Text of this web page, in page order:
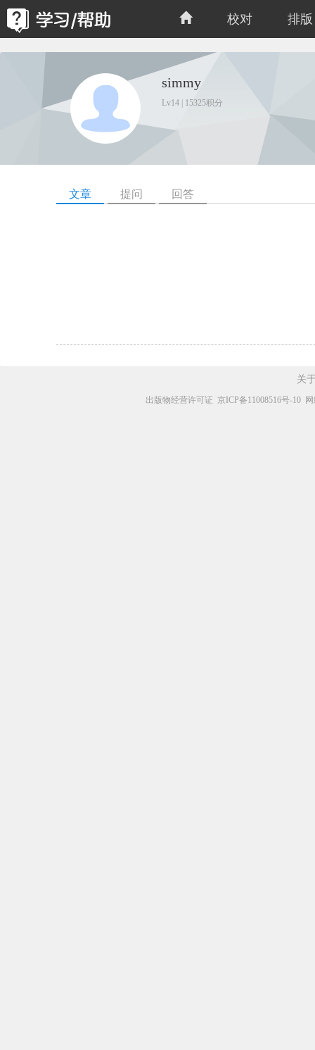
校对 排版
simmy
Lv14 | 15325积分
文章 提问 回答
关
出版物经营许可证 京ICP备11008516号-10